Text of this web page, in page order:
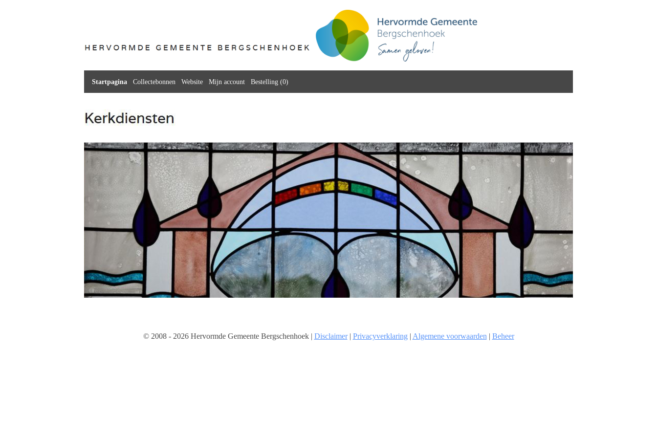
Startpagina Collectebonnen Website Mijn account Bestelling (0)
© 2008 - 2026 Hervormde Gemeente Bergschenhoek | Disclaimer| Privacyverklaring| Algemene voorwaarden | Beheer